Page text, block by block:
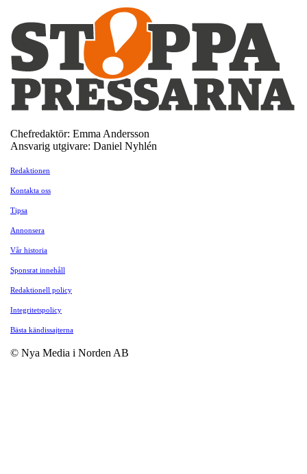
Chefredaktör: Emma Andersson
Ansvarig utgivare: Daniel Nyhlén
Redaktionen
Kontakta oss
Tipsa
Annonsera
Vår historia
Sponsrat innehåll
Redaktionell policy
Integritetspolicy
Bästa kändissajterna
© Nya Media i Norden AB